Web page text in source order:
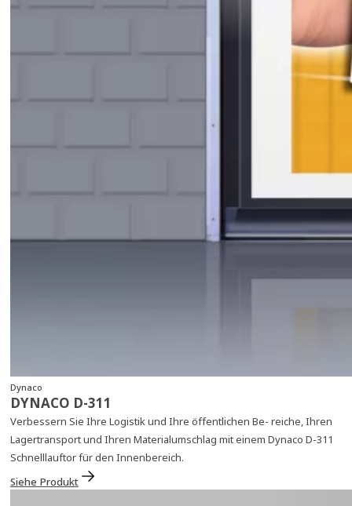
Dynaco
DYNACO D-311
Verbessern Sie Ihre Logistik und Ihre öffentlichen Be- reiche, Ihren
Lagertransport und Ihren Materialumschlag mit einem Dynaco D-311
Schnelllauftor für den Innenbereich.
Siehe Produkt